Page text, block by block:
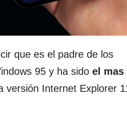
que es el padre de los
95 y ha sido el mas
versión Internet Explorer